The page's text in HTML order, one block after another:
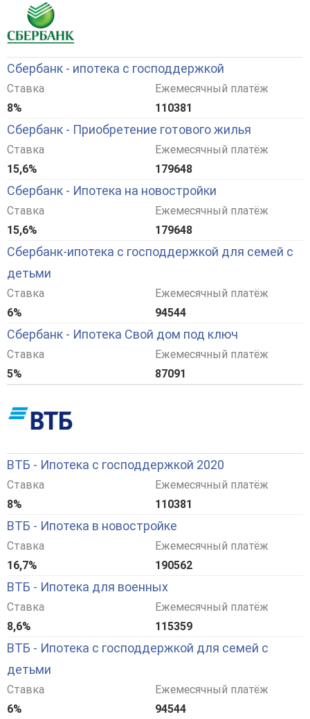
Сбербанк - ипотека с господдержкой
Ставка
8%
Ежемесячный платёж
110381
Сбербанк - Приобретение готового жилья
Ставка
15,6%
Ежемесячный платёж
179648
Сбербанк - Ипотека на новостройки
Ставка
15,6%
Ежемесячный платёж
179648
Сбербанк-ипотека с господдержкой для семей с
детьми
Ставка
6%
Ежемесячный платёж
94544
Сбербанк - Ипотека Свой дом под ключ
Ставка
5%
Ежемесячный платёж
87091
ВТБ - Ипотека с господдержкой 2020
Ставка
8%
Ежемесячный платёж
110381
ВТБ - Ипотека в новостройке
Ставка
16,7%
Ежемесячный платёж
190562
ВТБ - Ипотека для военных
Ставка
8,6%
Ежемесячный платёж
115359
ВТБ - Ипотека с господдержкой для семей с
детьми
Ставка
6%
Ежемесячный платёж
94544